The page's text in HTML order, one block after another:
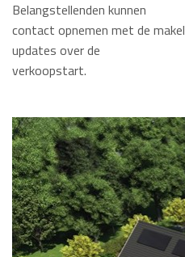
Belangstellenden kunnen
contact opnemen met de
updates over de
verkoopstart.